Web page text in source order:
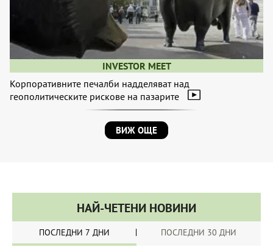
INVESTOR MEET
Корпоративните печалби надделяват над
геополитическите рискове на пазарите
ВИЖ ОЩЕ
НАЙ-ЧЕТЕНИ НОВИНИ
ПОСЛЕДНИ 7 ДНИ ПОСЛЕДНИ 30 ДНИ